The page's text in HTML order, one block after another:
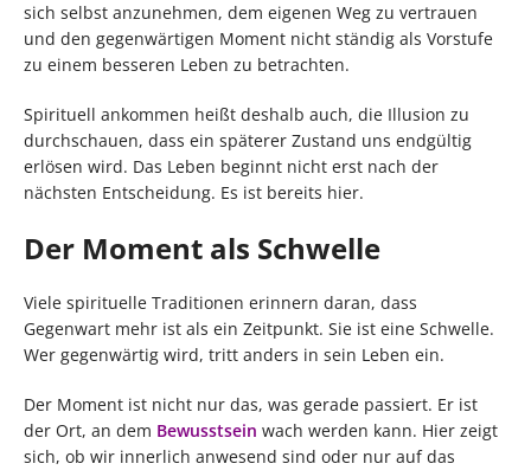
sich selbst anzunehmen, dem eigenen Weg zu vertrauen
und den gegenwärtigen Moment nicht ständig als Vorstufe
zu einem besseren Leben zu betrachten.
Spirituell ankommen heißt deshalb auch, die Illusion zu
durchschauen, dass ein späterer Zustand uns endgültig
erlösen wird. Das Leben beginnt nicht erst nach der
nächsten Entscheidung. Es ist bereits hier.
Der Moment als Schwelle
Viele spirituelle Traditionen erinnern daran, dass
Gegenwart mehr ist als ein Zeitpunkt. Sie ist eine Schwelle.
Wer gegenwärtig wird, tritt anders in sein Leben ein.
Der Moment ist nicht nur das, was gerade passiert. Er ist
der Ort, an dem Bewusstsein wach werden kann. Hier zeigt
sich, ob wir innerlich anwesend sind oder nur auf das